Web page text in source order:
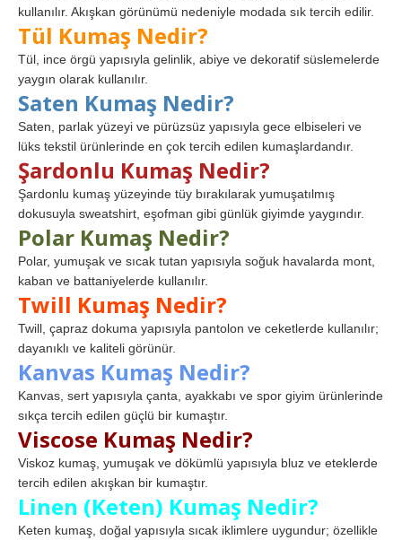
kullanılır. Akışkan görünümü nedeniyle modada sık tercih edilir.
Tül Kumaş Nedir?
Tül, ince örgü yapısıyla gelinlik, abiye ve dekoratif süslemelerde
yaygın olarak kullanılır.
Saten Kumaş Nedir?
Saten, parlak yüzeyi ve pürüzsüz yapısıyla gece elbiseleri ve
lüks tekstil ürünlerinde en çok tercih edilen kumaşlardandır.
Şardonlu Kumaş Nedir?
Şardonlu kumaş yüzeyinde tüy bırakılarak yumuşatılmış
dokusuyla sweatshirt, eşofman gibi günlük giyimde yaygındır.
Polar Kumaş Nedir?
Polar, yumuşak ve sıcak tutan yapısıyla soğuk havalarda mont,
kaban ve battaniyelerde kullanılır.
Twill Kumaş Nedir?
Twill, çapraz dokuma yapısıyla pantolon ve ceketlerde kullanılır;
dayanıklı ve kaliteli görünür.
Kanvas Kumaş Nedir?
Kanvas, sert yapısıyla çanta, ayakkabı ve spor giyim ürünlerinde
sıkça tercih edilen güçlü bir kumaştır.
Viscose Kumaş Nedir?
Viskoz kumaş, yumuşak ve dökümlü yapısıyla bluz ve eteklerde
tercih edilen akışkan bir kumaştır.
Linen (Keten) Kumaş Nedir?
Keten kumaş, doğal yapısıyla sıcak iklimlere uygundur; özellikle